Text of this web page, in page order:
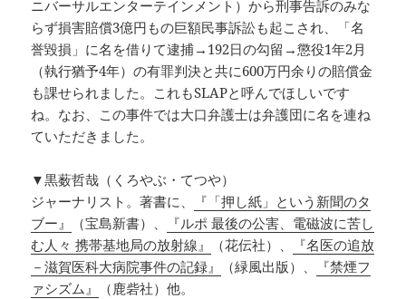
ニバーサルエンターテインメント）から刑事告訴のみな
らず損害賠償3億円もの巨額民事訴訟も起こされ、「名
誉毀損」に名を借りて逮捕→192日の勾留→懲役1年2月
（執行猶予4年）の有罪判決と共に600万円余りの賠償金
も課せられました。これもSLAPと呼んでほしいです
ね。なお、この事件では大口弁護士は弁護団に名を連ね
ていただきました。
▼黒薮哲哉（くろやぶ・てつや）
ジャーナリスト。著書に、
『「押し紙」という新聞のタ
ブー』
（宝島新書）、
『ルポ 最後の公害、電磁波に苦し
む人々 携帯基地局の放射線』
（花伝社）、
『名医の追放
－滋賀医科大病院事件の記録』
（緑風出版）、
『禁煙フ
ァシズム』
（鹿砦社）他。